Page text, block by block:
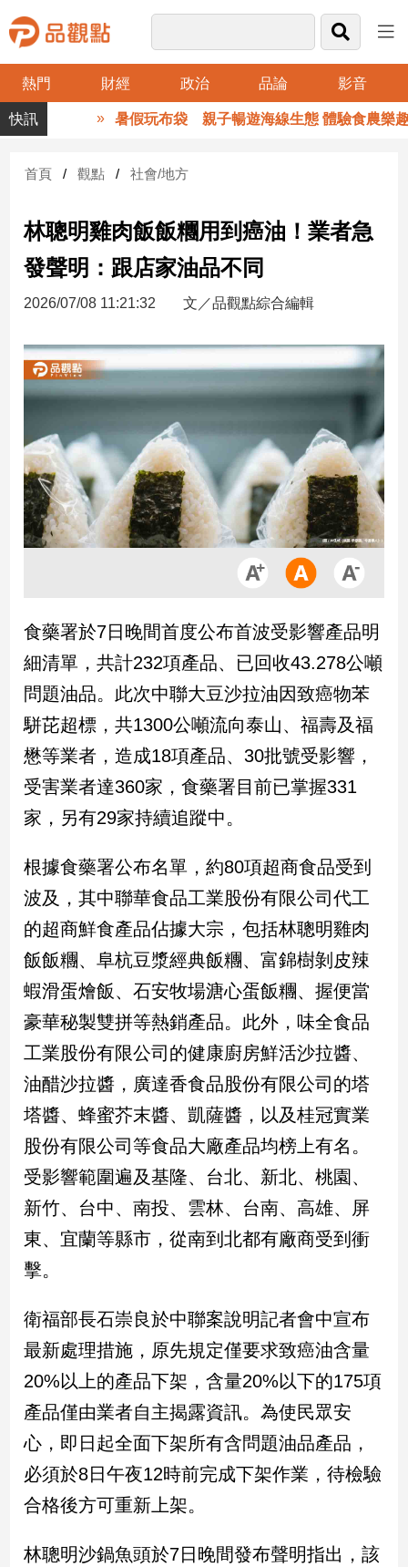
熱門 財經 政治 品論 影音
品
觀
財
台
財
新
產
經/
股
房
地
產
品
政
治
政
治
焦
品
觀
點
民
國
會
點
觀
點
兩
岸/
國
際
社
會/
地
方
新
病
專
區
南
台
灣
觀
點
台
暑假玩布袋 親子暢遊海線生態 體驗食農樂趣
首頁 觀點 社會/地方
林聰明雞肉飯飯糰用到癌油！業者急
發聲明：跟店家油品不同
2026/07/08 11:21:32 文／品觀點綜合編輯
食藥署於7日晚間首度公布首波受影響產品明
細清單，共計232項產品、已回收43.278公噸
問題油品。此次中聯大豆沙拉油因致癌物苯
駢芘超標，共1300公噸流向泰山、福壽及福
懋等業者，造成18項產品、30批號受影響，
受害業者達360家，食藥署目前已掌握331
家，另有29家持續追蹤中。
根據食藥署公布名單，約80項超商食品受到
波及，其中聯華食品工業股份有限公司代工
的超商鮮食產品佔據大宗，包括林聰明雞肉
飯飯糰、阜杭豆漿經典飯糰、富錦樹剝皮辣
蝦滑蛋燴飯、石安牧場溏心蛋飯糰、握便當
豪華秘製雙拼等熱銷產品。此外，味全食品
工業股份有限公司的健康廚房鮮活沙拉醬、
油醋沙拉醬，廣達香食品股份有限公司的塔
塔醬、蜂蜜芥末醬、凱薩醬，以及桂冠實業
股份有限公司等食品大廠產品均榜上有名。
受影響範圍遍及基隆、台北、新北、桃園、
新竹、台中、南投、雲林、台南、高雄、屏
東、宜蘭等縣市，從南到北都有廠商受到衝
擊。
衛福部長石崇良於中聯案說明記者會中宣布
最新處理措施，原先規定僅要求致癌油含量
20%以上的產品下架，含量20%以下的175項
產品僅由業者自主揭露資訊。為使民眾安
心，即日起全面下架所有含問題油品產品，
必須於8日午夜12時前完成下架作業，待檢驗
合格後方可重新上架。
林聰明沙鍋魚頭於7日晚間發布聲明指出，該